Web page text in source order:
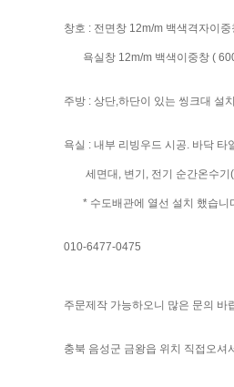
창호 : 전면창 12m/m 백색격자이
욕실창 12m/m 백색이중창 (
주방 : 상단,하단이 있는 씽크대 설
욕실 : 내부 리빙우드 시공. 바닥 타
세면대, 변기, 전기 순간온수기
* 수도배관에 열선 설치 했습니
010-6477-0475
주문제작 가능하오니 많은 문의 바
충북 음성군 금왕읍 위치 직접오셔